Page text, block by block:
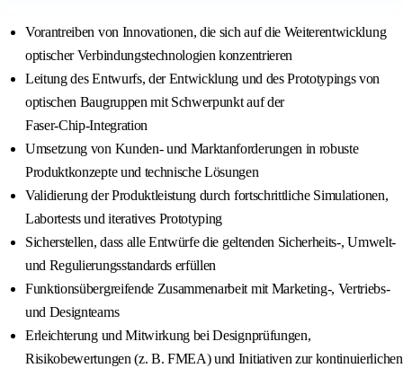
Vorantreiben von Innovationen, die sich auf die Weiterentwicklung
optischer Verbindungstechnologien konzentrieren
Leitung des Entwurfs, der Entwicklung und des Prototypings von
optischen Baugruppen mit Schwerpunkt auf der
Faser‑Chip‑Integration
Umsetzung von Kunden- und Marktanforderungen in robuste
Produktkonzepte und technische Lösungen
Validierung der Produktleistung durch fortschrittliche Simulationen,
Labortests und iteratives Prototyping
Sicherstellen, dass alle Entwürfe die geltenden Sicherheits‑, Umwelt‑
und Regulierungsstandards erfüllen
Funktionsübergreifende Zusammenarbeit mit Marketing‑, Vertriebs‑
und Designteams
Erleichterung und Mitwirkung bei Designprüfungen,
Risikobewertungen (z. B. FMEA) und Initiativen zur kontinuierlichen